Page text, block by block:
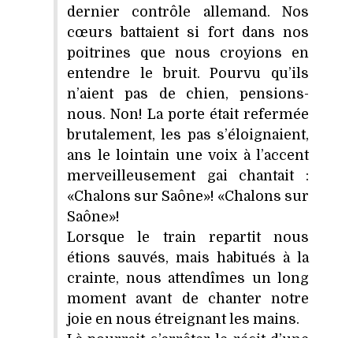
dernier contrôle allemand. Nos
cœurs battaient si fort dans nos
poitrines que nous croyions en
entendre le bruit. Pourvu qu’ils
n’aient pas de chien, pensions-
nous. Non! La porte était refermée
brutalement, les pas s’éloignaient,
ans le lointain une voix à l’accent
merveilleusement gai chantait :
«Chalons sur Saône»! «Chalons sur
Saône»!
Lorsque le train repartit nous
étions sauvés, mais habitués à la
crainte, nous attendîmes un long
moment avant de chanter notre
joie en nous étreignant les mains.